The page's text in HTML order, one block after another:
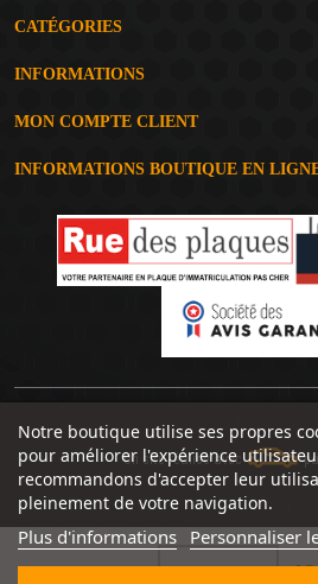
CATÉGORIES
INFORMATIONS
MON COMPTE CLIENT
INFORMATIONS BOUTIQUE EN
Notre boutique utilise ses propres
pour améliorer l'expérience
recommandons d'accepter leur
pleinement de votre navigation.
Plus d'informations Personnaliser
Un site réalisé avec